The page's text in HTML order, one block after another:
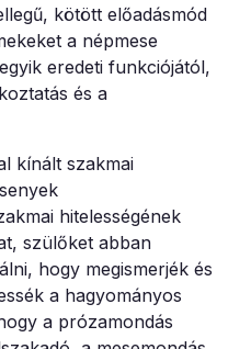
kötött előadásmód
a népmese
eredeti funkciójától,
és a
kínált szakmai
hitelességének
szülőket abban
hogy megismerjék és
a hagyományos
a prózamondás